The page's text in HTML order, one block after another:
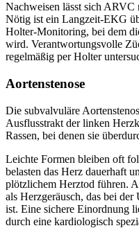
Nachweisen lässt sich
Nötig ist ein Langzeit-EKG
Holter-Monitoring, bei dem
wird. Verantwortungsvolle
regelmäßig per Holter
Aortenstenose
Die subvalvuläre
Ausflusstrakt der linken
Rassen, bei denen sie
Leichte Formen bleiben oft
belasten das Herz dauerhaft
plötzlichem Herztod führen.
als Herzgeräusch, das bei
ist. Eine sichere Einordnung
durch eine kardiologisch